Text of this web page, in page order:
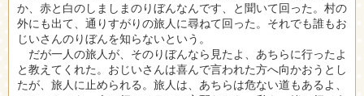
か、赤と白のしましまのりぼんなんです、と聞いて回った。村の
外にも出て、通りすがりの旅人に尋ねて回った。それでも誰もお
じいさんのりぼんを知らないという。
だが一人の旅人が、そのりぼんなら見たよ、あちらに行ったよ
と教えてくれた。おじいさんは喜んで言われた方へ向かおうとし
たが、旅人に止められる。旅人は、あちらは危ない道もあるよ、